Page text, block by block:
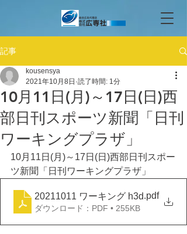
記事
10月11日(月)～17日(日)西
部日刊スポーツ新聞「日刊
ワーキングプラザ」
kousensya
2021年10月8日 読了時間: 1分
10月11日(月)～17日(日)西部日刊スポー
ツ新聞「日刊ワーキングプラザ」
20211011 ワーキング h3d.pdf
ダウンロード：PDF • 255KB